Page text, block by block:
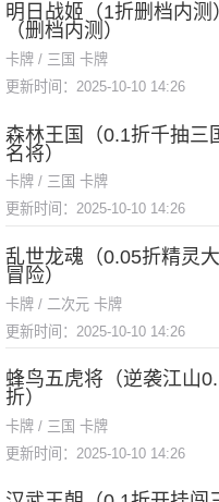
明日战姬（1折删档内测
（删档内测）
卡牌 / 三国 卡牌
更新时间：2025-10-10 14:26
森林王国（0.1折千抽三
名将）
卡牌 / 三国 卡牌
更新时间：2025-10-10 14:26
乱世龙魂（0.05折精灵大
冒险）
卡牌 / 二次元 卡牌
更新时间：2025-10-10 14:26
蜂鸟五虎将（逆袭江山
折）
卡牌 / 三国 卡牌
更新时间：2025-10-10 14:26